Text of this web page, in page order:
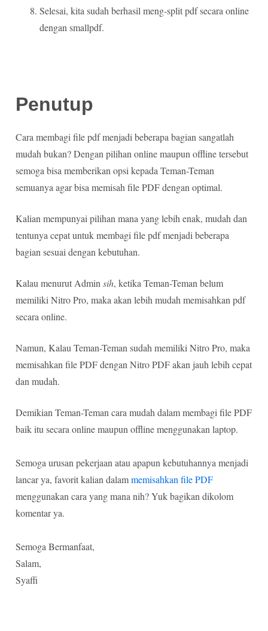
Selesai, kita sudah berhasil meng-split pdf secara online
dengan smallpdf.
Penutup
Cara membagi file pdf menjadi beberapa bagian sangatlah
mudah bukan? Dengan pilihan online maupun offline tersebut
semoga bisa memberikan opsi kepada Teman-Teman
semuanya agar bisa memisah file PDF dengan optimal.
Kalian mempunyai pilihan mana yang lebih enak, mudah dan
tentunya cepat untuk membagi file pdf menjadi beberapa
bagian sesuai dengan kebutuhan.
Kalau menurut Adminsih, ketika Teman-Teman belum
memiliki Nitro Pro, maka akan lebih mudah memisahkan pdf
secara online.
Namun, Kalau Teman-Teman sudah memiliki Nitro Pro, maka
memisahkan file PDF dengan Nitro PDF akan jauh lebih cepat
dan mudah.
Demikian Teman-Teman cara mudah dalam membagi file PDF
baik itu secara online maupun offline menggunakan laptop.
Semoga urusan pekerjaan atau apapun kebutuhannya menjadi
lancar ya, favorit kalian dalammemisahkan file PDF
menggunakan cara yang mana nih? Yuk bagikan dikolom
komentar ya.
Semoga Bermanfaat,
Salam,
Syaffi